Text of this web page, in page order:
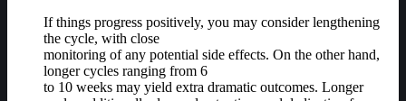
If things progress positively, you may consider lengthening
the cycle, with close
monitoring of any potential side effects. On the other hand,
longer cycles ranging from 6
to 10 weeks may yield extra dramatic outcomes. Longer